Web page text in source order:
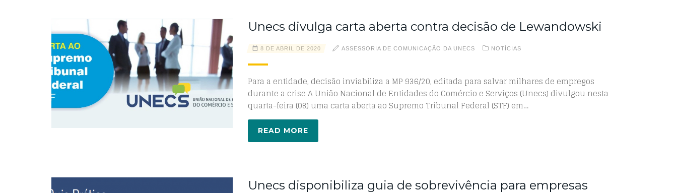
Unecs divulga carta aberta contra decisão de Lewandowski
8 DE ABRIL DE 2020 ASSESSORIA DE COMUNICAÇÃO DA UNECS NOTÍCIAS
Para a entidade, decisão inviabiliza a MP 936/20, editada para salvar milhares de empregos
durante a crise A União Nacional de Entidades do Comércio e Serviços (Unecs) divulgou nesta
quarta-feira (08) uma carta aberta ao Supremo Tribunal Federal (STF) em…
READ MORE
Unecs disponibiliza guia de sobrevivência para empresas